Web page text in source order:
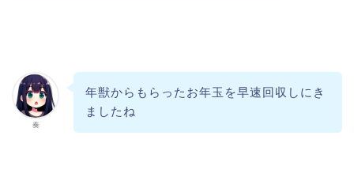
奏
年獣からもらったお年玉を早速回収しにき
ましたね